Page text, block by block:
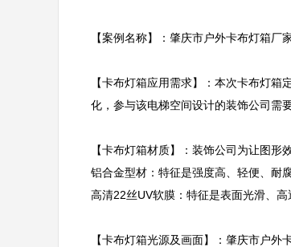
【案例名称】：肇庆市户外卡布灯箱
【卡布灯箱应用需求】：本次卡布灯
化，参与该电梯空间设计的装饰公司需
【卡布灯箱材质】：装饰公司为让图
铝合金型材：特征是强度高、轻便、耐
高清22丝UV软膜：特征是表面光滑、
【卡布灯箱光源及画面】：肇庆市户